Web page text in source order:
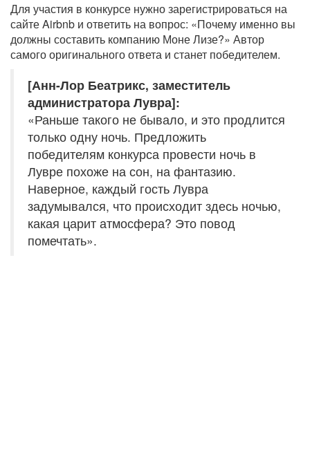
Для участия в конкурсе нужно зарегистрироваться на
сайте Airbnb и ответить на вопрос: «Почему именно вы
должны составить компанию Моне Лизе?» Автор
самого оригинального ответа и станет победителем.
[Анн-Лор Беатрикс, заместитель
администратора Лувра]:
«Раньше такого не бывало, и это продлится
только одну ночь. Предложить
победителям конкурса провести ночь в
Лувре похоже на сон, на фантазию.
Наверное, каждый гость Лувра
задумывался, что происходит здесь ночью,
какая царит атмосфера? Это повод
помечтать».